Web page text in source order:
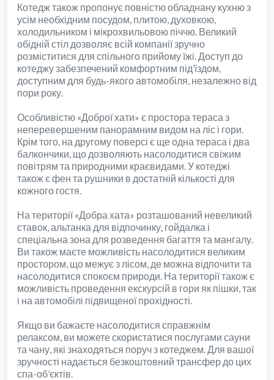
Котедж також пропонує повністю обладнану кухню з
усім необхідним посудом, плитою, духовкою,
холодильником і мікрохвильовою піччю. Великий
обідній стіл дозволяє всій компанії зручно
розміститися для спільного прийому їжі. Доступ до
котеджу забезпечений комфортним під’їздом,
доступним для будь-якого автомобіля, незалежно від
пори року.
Особливістю «Доброї хати» є простора тераса з
неперевершеним панорамним видом на ліс і гори.
Крім того, на другому поверсі є ще одна тераса і два
балкончики, що дозволяють насолодитися свіжим
повітрям та природними краєвидами. У котеджі
також є фен та рушники в достатній кількості для
кожного гостя.
На території «Добра хата» розташований невеликий
ставок, альтанка для відпочинку, гойдалка і
спеціальна зона для розведення багаття та мангалу.
Ви також маєте можливість насолодитися великим
простором, що межує з лісом, де можна відпочити та
насолодитися спокоєм природи. На території також є
можливість проведення екскурсій в гори як пішки, так
і на автомобілі підвищеної прохідності.
Якщо ви бажаєте насолодитися справжнім
релаксом, ви можете скористатися послугами сауни
та чану, які знаходяться поруч з котеджем. Для вашої
зручності надається безкоштовний трансфер до цих
спа-об’єктів.